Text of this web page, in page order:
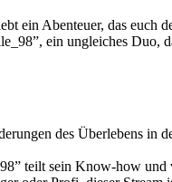
ein Abenteuer, das euch
ein ungleiches Duo,
des Überlebens in
teilt sein Know-how